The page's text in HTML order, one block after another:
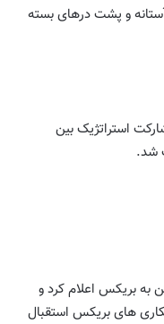
و پشت درهای بسته
استراتژیک بین
شد.
به بریکس اعلام کرد و
های بریکس استقبال